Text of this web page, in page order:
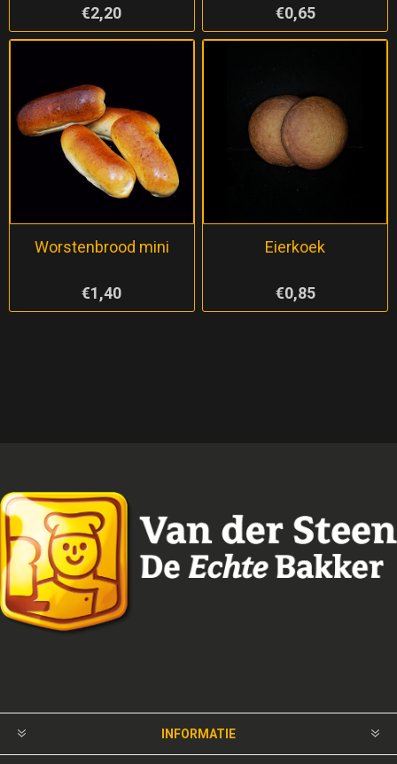
€2,20 €0,65
Worstenbrood mini
€1,40
Eierkoek
€0,85
INFORMATIE